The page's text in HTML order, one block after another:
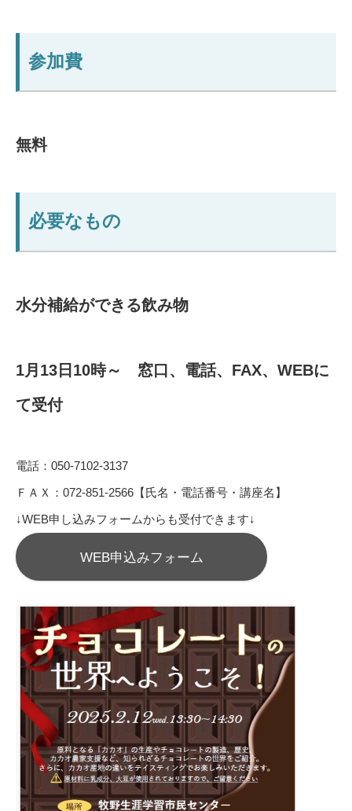
参加費
無料
必要なもの
水分補給ができる飲み物
1月13日10時～ 窓口、電話、FAX、WEBに
て受付
電話：050-7102-3137
ＦＡＸ：072-851-2566【氏名・電話番号・講座名】
↓WEB申し込みフォームからも受付できます↓
WEB申込みフォーム